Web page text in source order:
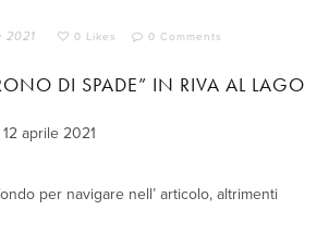
2021 0 Likes 0 Comments
DI SPADE” IN RIVA AL LAGO
aprile 2021
per navigare nell’ articolo, altrimenti